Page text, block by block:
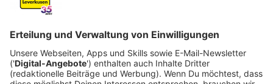
Anzeige
Versuchter Mord, unerlaubter Waffenbesitz,
schwerer Raub